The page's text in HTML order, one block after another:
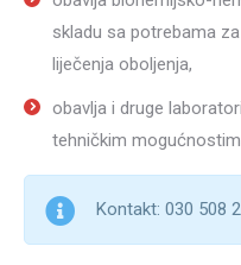
skladu sa potrebama
liječenja oboljenja,
obavlja i druge
tehničkim
Kontakt: 030 508